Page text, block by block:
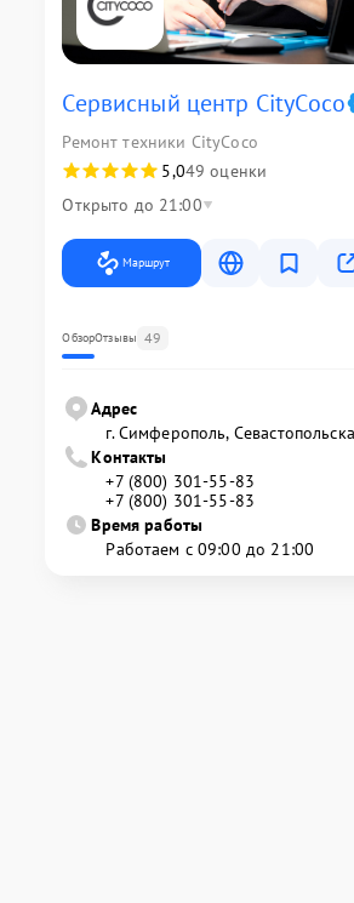
Сервисный центр CityCoco
Ремонт техники CityCoco
5,049 оценки
Открыто до 21:00
Маршрут
ОбзорОтзывы 49
Адрес
г. Симферополь,
Контакты
+7 (800) 301-55-83
+7 (800) 301-55-83
Время работы
Работаем с 09:00 до 21:00